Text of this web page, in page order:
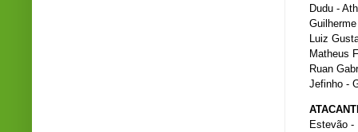
Dudu -
Luiz
Matheus
Ruan
Jefinho -
Estevão -